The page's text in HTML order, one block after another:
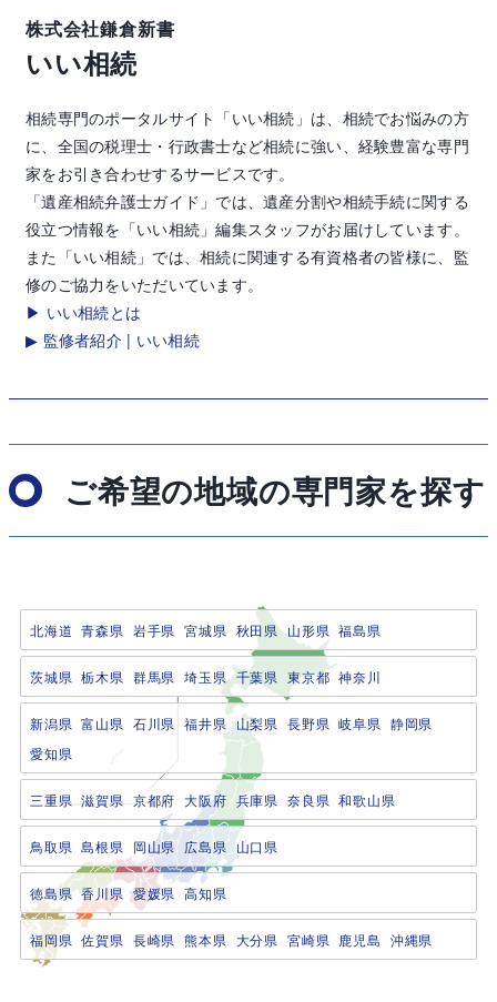
株式会社鎌倉新書
いい相続
相続専門のポータルサイト「いい相続」は、相続でお悩みの方
に、全国の税理士・行政書士など相続に強い、経験豊富な専門
家をお引き合わせするサービスです。
「遺産相続弁護士ガイド」では、遺産分割や相続手続に関する
役立つ情報を「いい相続」編集スタッフがお届けしています。
また「いい相続」では、相続に関連する有資格者の皆様に、監
修のご協力をいただいています。
▶ いい相続とは
▶ 監修者紹介 | いい相続
ご希望の地域の専門家を探す
北海道 青森県 岩手県 宮城県 秋田県 山形県 福島県
茨城県 栃木県 群馬県 埼玉県 千葉県 東京都 神奈川
新潟県 富山県 石川県 福井県 山梨県 長野県 岐阜県 静岡県
愛知県
三重県 滋賀県 京都府 大阪府 兵庫県 奈良県 和歌山県
鳥取県 島根県 岡山県 広島県 山口県
徳島県 香川県 愛媛県 高知県
福岡県 佐賀県 長崎県 熊本県 大分県 宮崎県 鹿児島 沖縄県